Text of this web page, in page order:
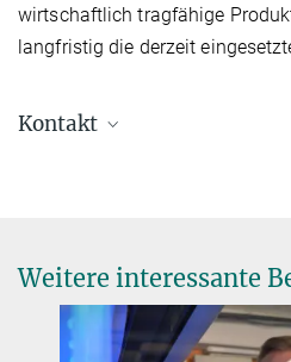
wirtschaftlich tragfähige
langfristig die derzeit
Kontakt
helge.bode@...
Dr. Virginia Geisel
Press Officer
Weitere interessante